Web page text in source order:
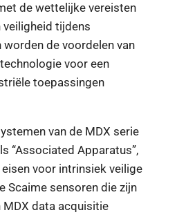
de wettelijke vereisten
tijdens
worden de voordelen van
voor een
toepassingen
van de MDX serie
“Associated Apparatus”,
voor intrinsiek veilige
Scaime sensoren die zijn
MDX data acquisitie